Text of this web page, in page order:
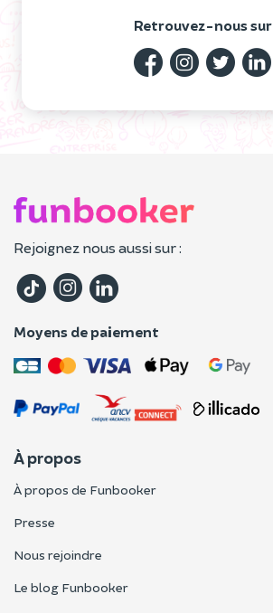
Retrouvez-nous sur
Rejoignez nous aussi sur :
Moyens de paiement
À propos
À propos de Funbooker
Presse
Nous rejoindre
Le blog Funbooker